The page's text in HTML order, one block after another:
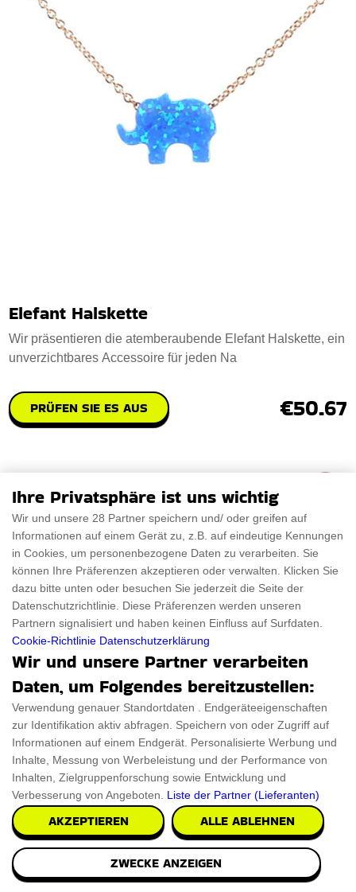
Elefant Halskette
Wir präsentieren die atemberaubende Elefant Halskette, ein
unverzichtbares Accessoire für jeden Na
PRÜFEN SIE ES AUS €50.67
Ihre Privatsphäre ist uns wichtig
Wir und unsere 28 Partner speichern und/ oder greifen auf
Informationen auf einem Gerät zu, z.B. auf eindeutige Kennungen
in Cookies, um personenbezogene Daten zu verarbeiten. Sie
können Ihre Präferenzen akzeptieren oder verwalten. Klicken Sie
dazu bitte unten oder besuchen Sie jederzeit die Seite der
Datenschutzrichtlinie. Diese Präferenzen werden unseren
Partnern signalisiert und haben keinen Einfluss auf Surfdaten.
Cookie-Richtlinie Datenschutzerklärung
Wir und unsere Partner verarbeiten
Daten, um Folgendes bereitzustellen:
Verwendung genauer Standortdaten . Endgeräteeigenschaften
zur Identifikation aktiv abfragen. Speichern von oder Zugriff auf
Informationen auf einem Endgerät. Personalisierte Werbung und
Inhalte, Messung von Werbeleistung und der Performance von
Inhalten, Zielgruppenforschung sowie Entwicklung und
Verbesserung von Angeboten. Liste der Partner (Lieferanten)
AKZEPTIEREN ALLE ABLEHNEN
ZWECKE ANZEIGEN